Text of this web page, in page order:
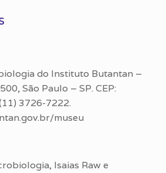
do Instituto Butantan –
São Paulo – SP. CEP:
3726-7222.
museu
Isaias Raw e